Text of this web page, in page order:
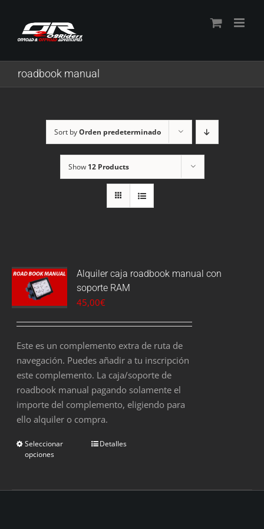
content
roadbook manual
Sort byOrden predeterminado
Show 12 Products
Alquiler caja roadbook manual con
soporte RAM
45,00€
Este es un complemento extra de ruta de
navegación. Puedes añadir a tu inscripción
este complemento. La caja/soporte de
roadbook manual pagando solamente el
importe del complemento, eligiendo para
ello alquiler o compra.
Seleccionar
opciones
Detalles